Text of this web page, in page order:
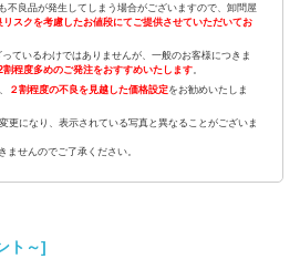
不良品が発生してしまう場合がございますので、卸問屋
リスクを考慮したお値段にてご提供させていただいてお
ているわけではありませんが、一般のお客様につきま
割程度多めのご発注をおすすめいたします。
２割程度の不良を見越した価格設定をお勧めいたしま
更になり、表示されている写真と異なることがございま
ませんのでご了承ください。
ト～]